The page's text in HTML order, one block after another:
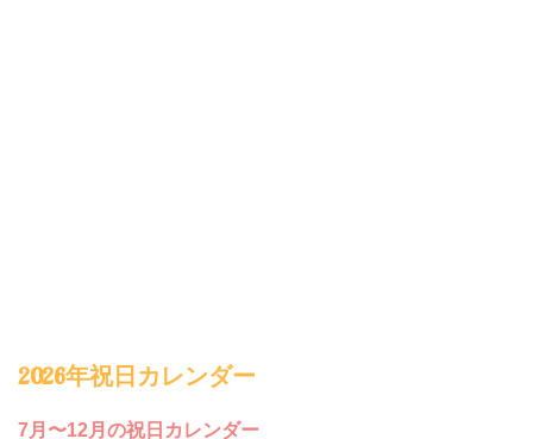
2026年祝日カレンダー
7月〜12月の祝日カレンダー